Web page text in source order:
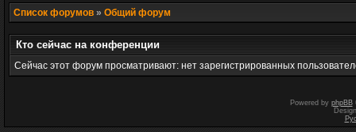
Список форумов » Общий форум
Кто сейчас на конференции
Сейчас этот форум просматривают: нет зарегистрированных
Powered by phpBB